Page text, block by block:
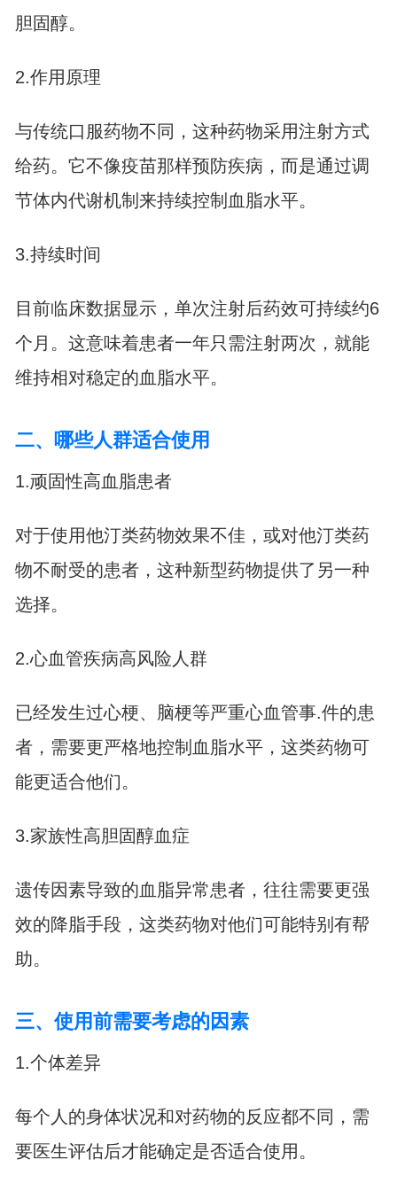
胆固醇。
2.作用原理
与传统口服药物不同，这种药物采用注射方式
给药。它不像疫苗那样预防疾病，而是通过调
节体内代谢机制来持续控制血脂水平。
3.持续时间
目前临床数据显示，单次注射后药效可持续约6
个月。这意味着患者一年只需注射两次，就能
维持相对稳定的血脂水平。
二、哪些人群适合使用
1.顽固性高血脂患者
对于使用他汀类药物效果不佳，或对他汀类药
物不耐受的患者，这种新型药物提供了另一种
选择。
2.心血管疾病高风险人群
已经发生过心梗、脑梗等严重心血管事.件的患
者，需要更严格地控制血脂水平，这类药物可
能更适合他们。
3.家族性高胆固醇血症
遗传因素导致的血脂异常患者，往往需要更强
效的降脂手段，这类药物对他们可能特别有帮
助。
三、使用前需要考虑的因素
1.个体差异
每个人的身体状况和对药物的反应都不同，需
要医生评估后才能确定是否适合使用。